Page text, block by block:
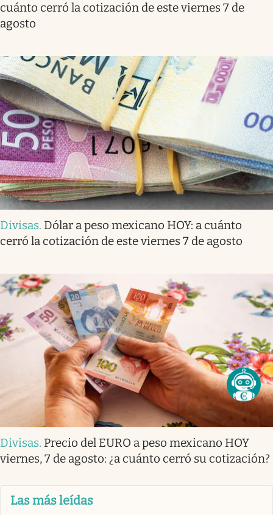
cuánto cerró la cotización de este viernes 7 de
agosto
Divisas. Dólar a peso mexicano HOY: a cuánto
cerró la cotización de este viernes 7 de agosto
Divisas. Precio del EURO a peso mexicano HOY
viernes, 7 de agosto: ¿a cuánto cerró su cotización?
Las más leídas